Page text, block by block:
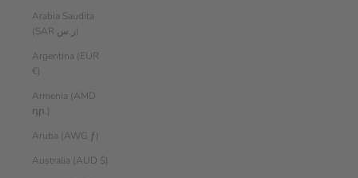
Arabia Saudita
(SAR ر.س)
Argentina (EUR
€)
Armenia (AMD
դր.)
Aruba (AWG ƒ)
Australia (AUD $)